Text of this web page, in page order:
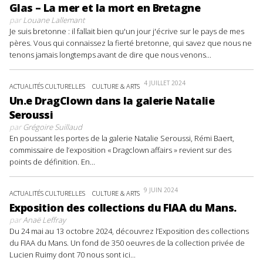
Glas – La mer et la mort en Bretagne
parLouane Lallemant
Je suis bretonne : il fallait bien qu'un jour j'écrive sur le pays de mes
pères. Vous qui connaissez la fierté bretonne, qui savez que nous ne
tenons jamais longtemps avant de dire que nous venons...
ACTUALITÉS CULTURELLES CULTURE & ARTS 4 JUILLET 2024
Un.e DragClown dans la galerie Natalie
Seroussi
parGrégoire Suillaud
En poussant les portes de la galerie Natalie Seroussi, Rémi Baert,
commissaire de l’exposition « Dragclown affairs » revient sur des
points de définition. En...
ACTUALITÉS CULTURELLES CULTURE & ARTS 9 JUIN 2024
Exposition des collections du FIAA du Mans.
parAnaë Leffray
Du 24 mai au 13 octobre 2024, découvrez l’Exposition des collections
du FIAA du Mans. Un fond de 350 oeuvres de la collection privée de
Lucien Ruimy dont 70 nous sont ici...